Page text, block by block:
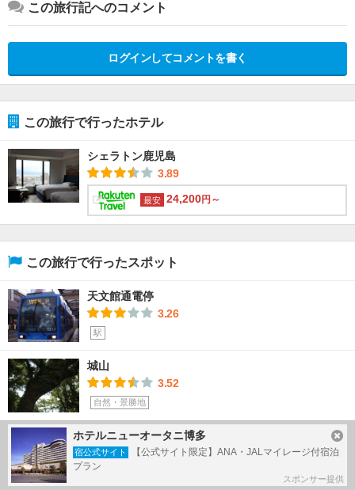
この旅行記へのコメント
ログインしてコメントを書く
この旅行で行ったホテル
シェラトン鹿児島
3.89
最安 24,200円～
この旅行で行ったスポット
天文館通電停
3.26
駅
城山
3.52
自然・景勝地
城山展望所
3.98
名所・史跡
ホテルニューオータニ博多
宿公式サイト
【公式サイト限定】ANA・JALマイレージ付宿泊
プラン
スポンサー提供